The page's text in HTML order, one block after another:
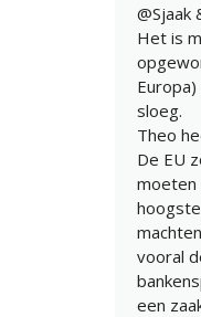
@Sjaak
Het is
sloeg.
Theo
De EU
moeten
vooral
een